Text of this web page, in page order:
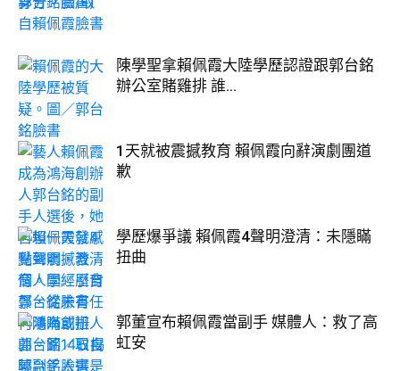
陳學聖拿賴佩霞大陸學歷認證跟郭台銘
辦公室賭雞排 誰...
1天就被震撼教育 賴佩霞向辭演劇團道
歉
學歷爆爭議 賴佩霞4聲明澄清：未隱瞞
扭曲
郭董宣布賴佩霞當副手 媒體人：救了高
虹安